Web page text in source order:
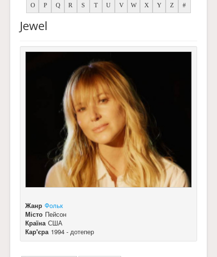
O P Q R S T U V W X Y Z #
Jewel
Жанр Фольк
Місто Пейсон
Країна США
Кар'єра 1994 - дотепер